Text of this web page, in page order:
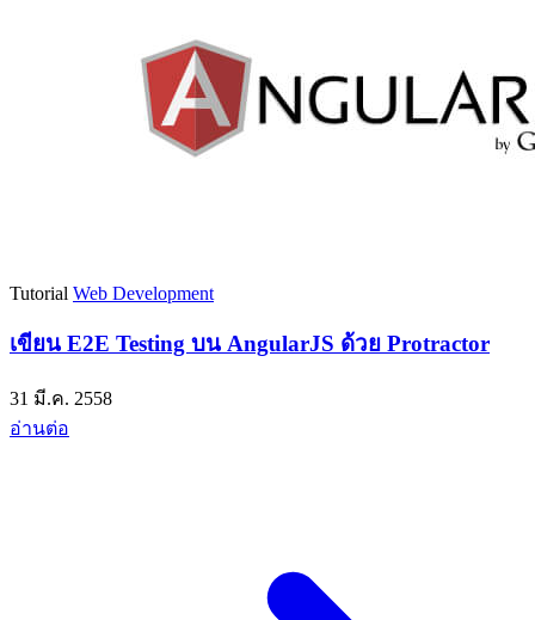
Tutorial Web Development
เขียน E2E Testing บน AngularJS ด้วย Protractor
31 มี.ค. 2558
อ่านต่อ